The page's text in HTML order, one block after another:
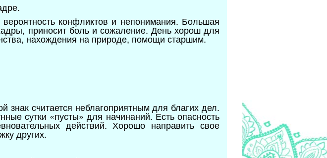
конфликтов и непонимания. Большая
приносит боль и сожаление. День хорош для
нахождения на природе, помощи старшим.
считается неблагоприятным для благих дел.
сутки «пусты» для начинаний. Есть опасность
действий. Хорошо направить свое
других.